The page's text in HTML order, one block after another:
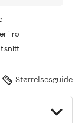
i ro
snitt
Størrelsesguide